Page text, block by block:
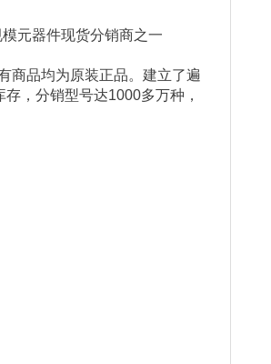
元器件现货分销商之一
商品均为原装正品。建立了遍
存，分销型号达1000多万种，